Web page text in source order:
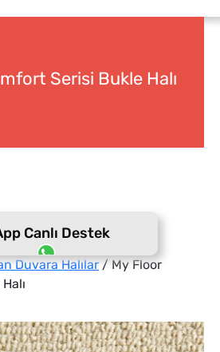
Serisi Bukle Halı
Canlı Destek
Duvara Halılar/ My Floor